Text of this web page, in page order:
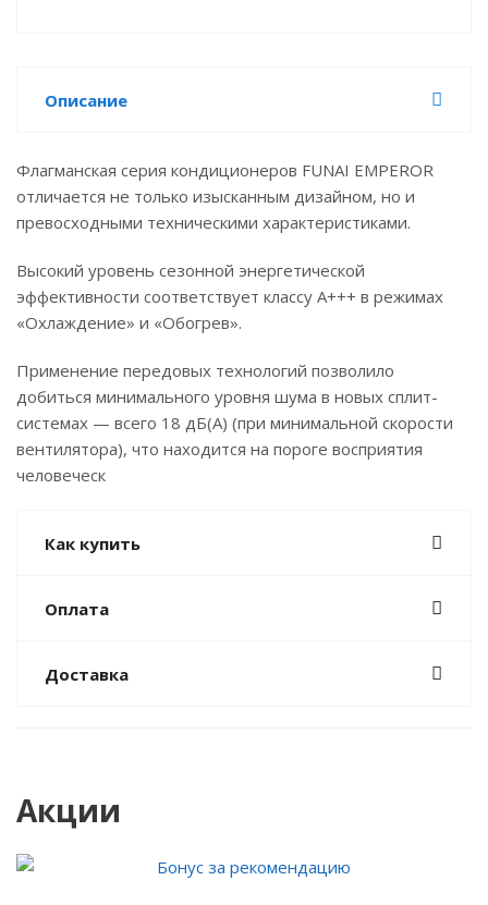
Описание
Флагманская серия кондиционеров FUNAI EMPEROR
отличается не только изысканным дизайном, но и
превосходными техническими характеристиками.
Высокий уровень сезонной энергетической
эффективности соответствует классу A+++ в режимах
«Охлаждение» и «Обогрев».
Применение передовых технологий позволило
добиться минимального уровня шума в новых сплит-
системах — всего 18 дБ(A) (при минимальной скорости
вентилятора), что находится на пороге восприятия
человеческ
Как купить
Оплата
Доставка
Акции